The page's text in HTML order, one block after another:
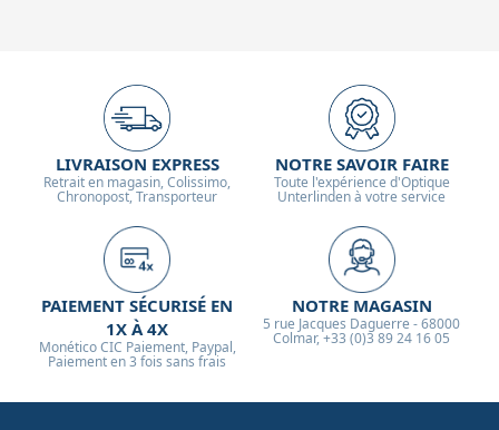
LIVRAISON EXPRESS
Retrait en magasin, Colissimo,
Chronopost, Transporteur
NOTRE SAVOIR FAIRE
Toute l'expérience d'Optique
Unterlinden à votre service
PAIEMENT SÉCURISÉ EN
1X À 4X
Monético CIC Paiement, Paypal,
Paiement en 3 fois sans frais
NOTRE MAGASIN
5 rue Jacques Daguerre - 68000
Colmar, +33 (0)3 89 24 16 05